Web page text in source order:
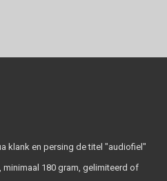
klank en persing de titel "audiofiel"
180 gram, gelimiteerd of